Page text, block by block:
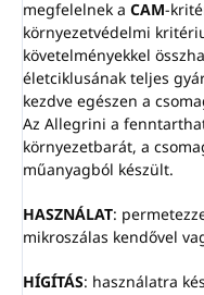
megfelelnek a CAM-
környezetvédelmi
követelményekkel
életciklusának teljes
kezdve egészen a
Az Allegrini a
környezetbarát, a
műanyagból készült.
HASZNÁLAT:
mikroszálas kendővel
HÍGÍTÁS: használatra